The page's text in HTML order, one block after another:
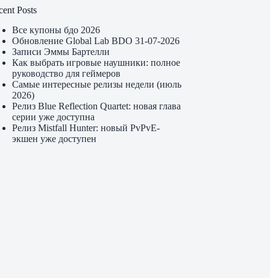
Posts
Все купоны бдо 2026
Обновление Global Lab BDO 31-07-2026
Записи Эммы Бартелли
Как выбрать игровые наушники: полное
руководство для геймеров
Самые интересные релизы недели (июль
2026)
Релиз Blue Reflection Quartet: новая глава
серии уже доступна
Релиз Mistfall Hunter: новый PvPvE-
экшен уже доступен